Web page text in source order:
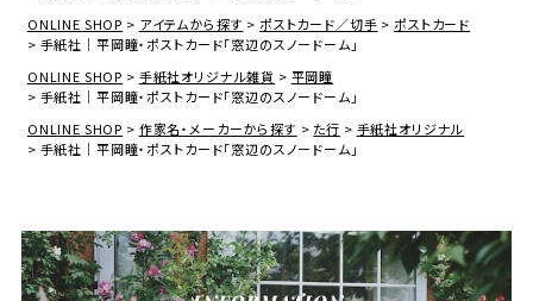
ONLINE SHOP
アイテムから探す ポストカード／切手
ポストカード
手紙社｜平岡瞳・ポストカード「窓辺のスノードーム」
ONLINE SHOP
手紙社オリジナル雑貨
平岡瞳
手紙社｜平岡瞳・ポストカード「窓辺のスノードーム」
ONLINE SHOP
作家名・メーカーから探す た行
手紙社オリジナル
手紙社｜平岡瞳・ポストカード「窓辺のスノードーム」